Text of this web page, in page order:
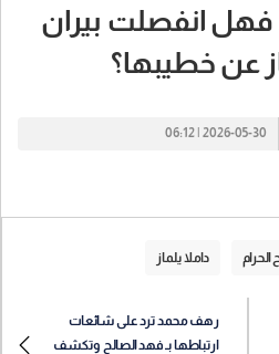
فهل انفصلت بيران
عن خطيبها؟
2026-05-30 | 06:12
الحرام داملا يلماز
رهف محمد ترد على شائعات
ارتباطها بـ فهد الصالح وتكشف